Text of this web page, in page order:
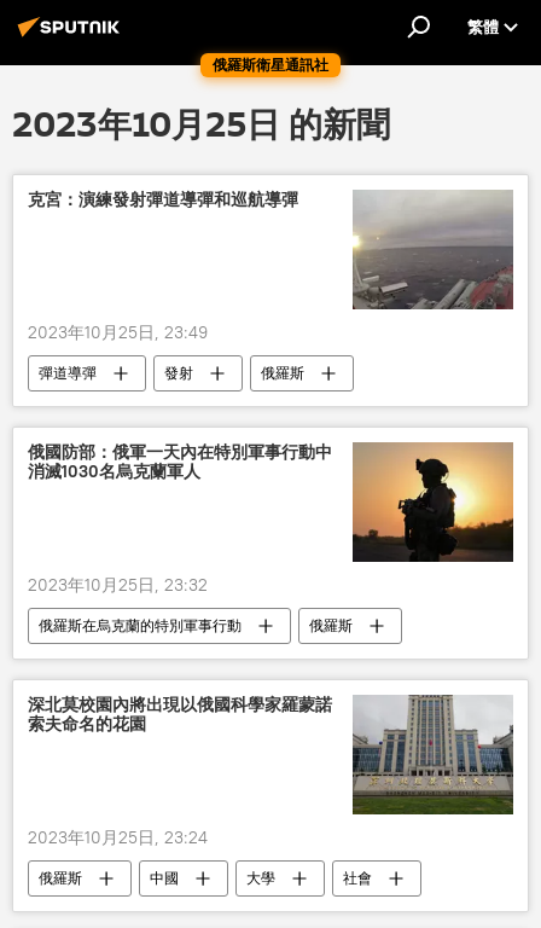
俄羅斯衛星通訊社
繁體
2023年10月25日 的新聞
克宮：演練發射彈道導彈和巡航導彈
2023年10月25日, 23:49
彈道導彈 發射
俄羅斯
戰略
演練
俄國防部：俄軍一天內在特別軍事行動中
消滅1030名烏克蘭軍人
2023年10月25日, 23:32
俄羅斯在烏克蘭的特別軍事行動
俄羅斯
烏克蘭
軍事
深北莫校園內將出現以俄國科學家羅蒙諾
索夫命名的花園
2023年10月25日, 23:24
俄羅斯 中國 大學 社會